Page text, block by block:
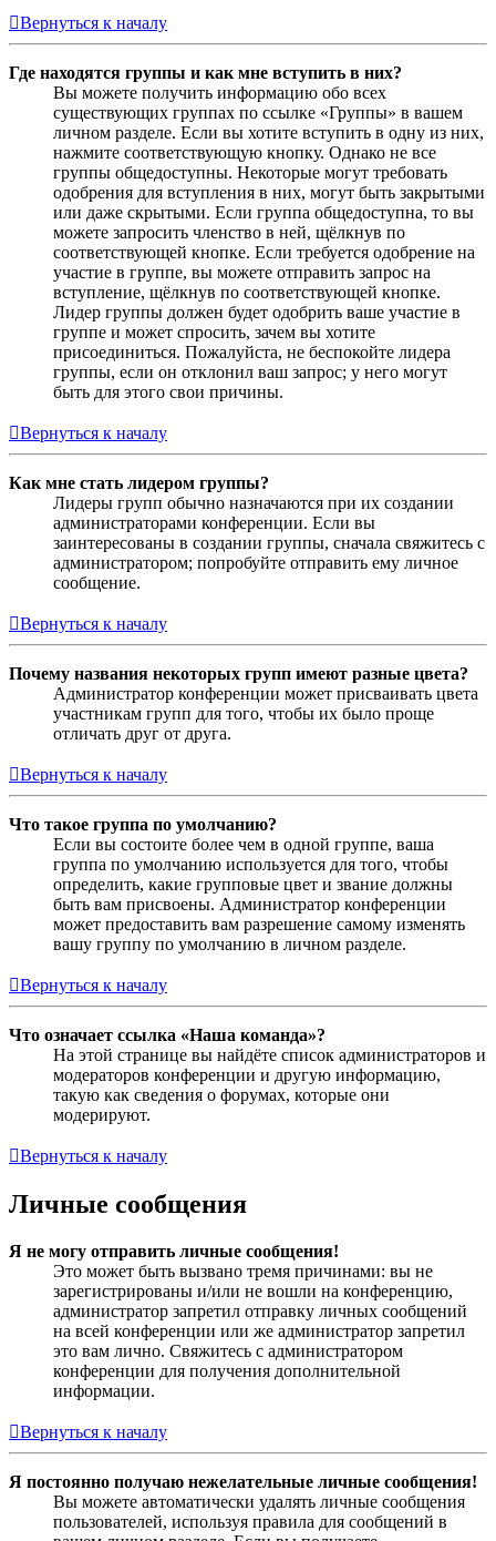
Вернуться к началу
Где находятся группы и как мне вступить в них?
Вы можете получить информацию обо всех
существующих группах по ссылке «Группы» в вашем
личном разделе. Если вы хотите вступить в одну из них,
нажмите соответствующую кнопку. Однако не все
группы общедоступны. Некоторые могут требовать
одобрения для вступления в них, могут быть закрытыми
или даже скрытыми. Если группа общедоступна, то вы
можете запросить членство в ней, щёлкнув по
соответствующей кнопке. Если требуется одобрение на
участие в группе, вы можете отправить запрос на
вступление, щёлкнув по соответствующей кнопке.
Лидер группы должен будет одобрить ваше участие в
группе и может спросить, зачем вы хотите
присоединиться. Пожалуйста, не беспокойте лидера
группы, если он отклонил ваш запрос; у него могут
быть для этого свои причины.
Вернуться к началу
Как мне стать лидером группы?
Лидеры групп обычно назначаются при их создании
администраторами конференции. Если вы
заинтересованы в создании группы, сначала свяжитесь с
администратором; попробуйте отправить ему личное
сообщение.
Вернуться к началу
Почему названия некоторых групп имеют разные цвета?
Администратор конференции может присваивать цвета
участникам групп для того, чтобы их было проще
отличать друг от друга.
Вернуться к началу
Что такое группа по умолчанию?
Если вы состоите более чем в одной группе, ваша
группа по умолчанию используется для того, чтобы
определить, какие групповые цвет и звание должны
быть вам присвоены. Администратор конференции
может предоставить вам разрешение самому изменять
вашу группу по умолчанию в личном разделе.
Вернуться к началу
Что означает ссылка «Наша команда»?
На этой странице вы найдёте список администраторов и
модераторов конференции и другую информацию,
такую как сведения о форумах, которые они
модерируют.
Вернуться к началу
Личные сообщения
Я не могу отправить личные сообщения!
Это может быть вызвано тремя причинами: вы не
зарегистрированы и/или не вошли на конференцию,
администратор запретил отправку личных сообщений
на всей конференции или же администратор запретил
это вам лично. Свяжитесь с администратором
конференции для получения дополнительной
информации.
Вернуться к началу
Я постоянно получаю нежелательные личные сообщения!
Вы можете автоматически удалять личные сообщения
пользователей, используя правила для сообщений в